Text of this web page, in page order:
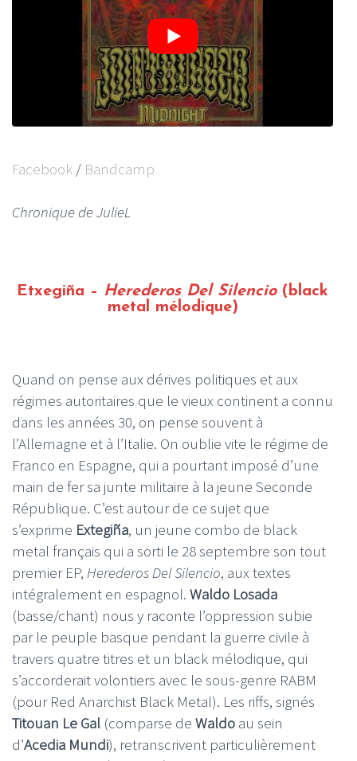
Facebook / Bandcamp
Chronique de JulieL
Etxegiña – Herederos Del Silencio(black
metal mélodique)
Quand on pense aux dérives politiques et aux
régimes autoritaires que le vieux continent a connu
dans les années 30, on pense souvent à
l’Allemagne et à l’Italie. On oublie vite le régime de
Franco en Espagne, qui a pourtant imposé d’une
main de fer sa junte militaire à la jeune Seconde
République. C’est autour de ce sujet que
s’exprime Extegiña, un jeune combo de black
metal français qui a sorti le 28 septembre son tout
premier EP, Herederos Del Silencio, aux textes
intégralement en espagnol. Waldo Losada
(basse/chant) nous y raconte l’oppression subie
par le peuple basque pendant la guerre civile à
travers quatre titres et un black mélodique, qui
s’accorderait volontiers avec le sous-genre RABM
(pour Red Anarchist Black Metal). Les riffs, signés
Titouan Le Gal (comparse de Waldo au sein
d’Acedia Mundi), retranscrivent particulièrement